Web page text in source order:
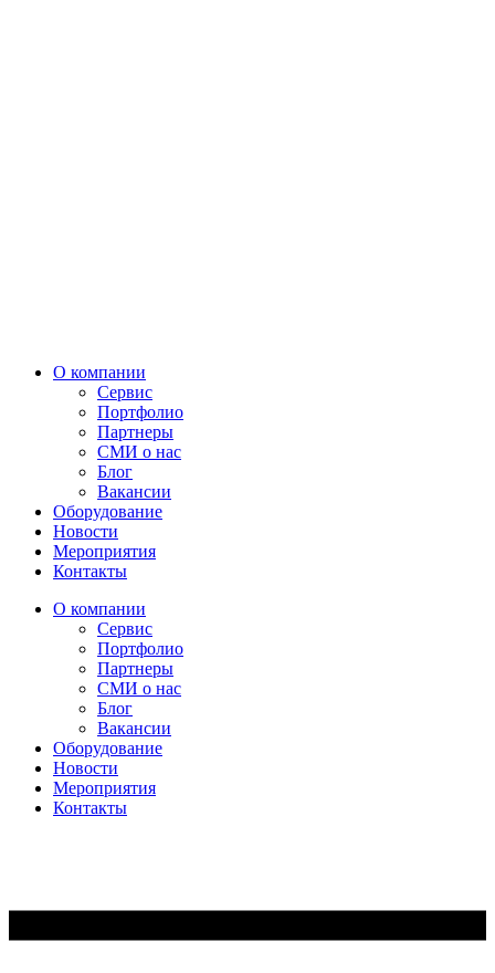
О компании
Сервис
Портфолио
Партнеры
СМИ о нас
Блог
Вакансии
Оборудование
Новости
Мероприятия
Контакты
О компании
Сервис
Портфолио
Партнеры
СМИ о нас
Блог
Вакансии
Оборудование
Новости
Мероприятия
Контакты